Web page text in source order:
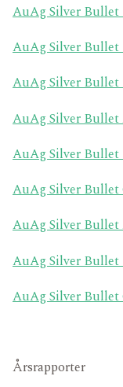
AuAg Silver
AuAg Silver
AuAg Silver
AuAg Silver
AuAg Silver
AuAg Silver Bullet
AuAg Silver
AuAg Silver Bullet
AuAg Silver Bullet
Årsrapporter